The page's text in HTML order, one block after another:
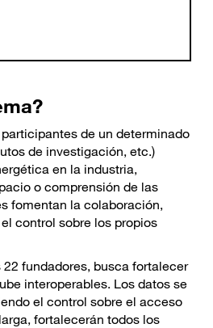
de un determinado
de investigación, etc.)
en la industria,
o comprensión de las
fomentan la colaboración,
control sobre los propios
fundadores, busca fortalecer
interoperables. Los datos se
el control sobre el acceso
fortalecerán todos los